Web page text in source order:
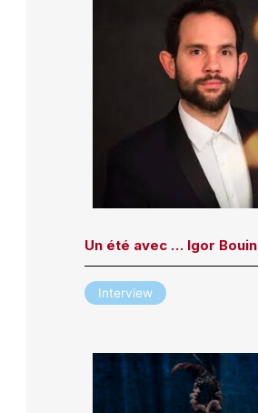
Un été avec … Igor Bouin
Interview